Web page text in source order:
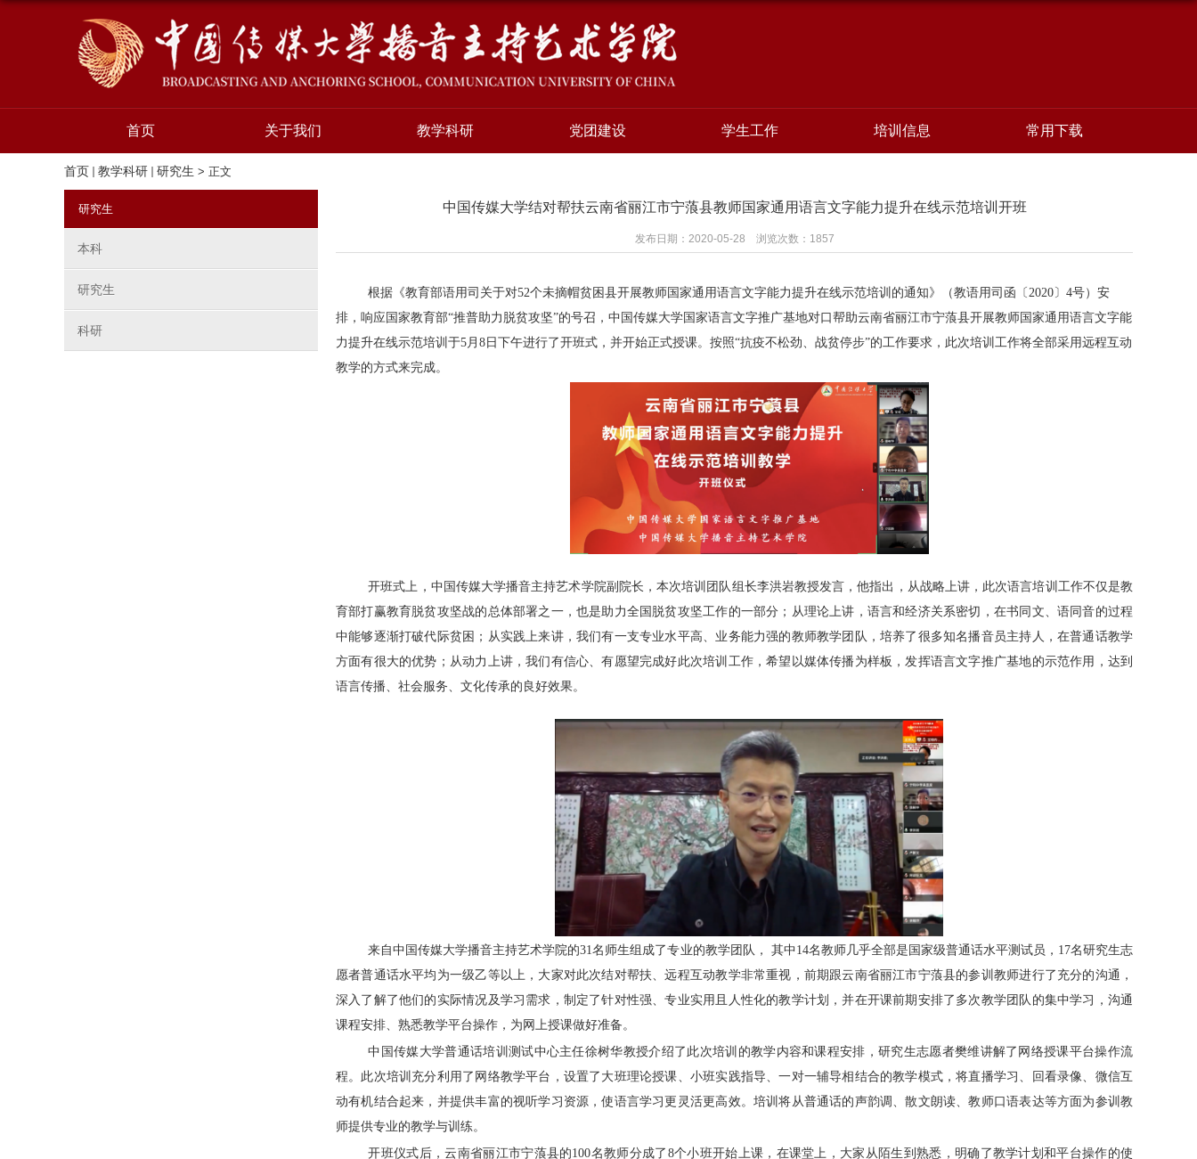
首页 关于我们 教学科研 党团建设 学生工作 培训信息 常用下载
首页 教学科研 研究生 > 正文
研究生
本科
研究生
科研
中国传媒大学结对帮扶云南省丽江市宁蒗县教师国家通用语言文字能力提升在线示范培训开班
发布日期：2020-05-28 浏览次数： 1857
根据《教育部语用司关于对52个未摘帽贫困县开展教师国家通用语言文字能力提升在线示范培训的通知》（教语用司函〔 2020 〕4号）安
排，响应国家教育部“推普助力脱贫攻坚”的号召，中国传媒大学国家语言文字推广基地对口帮助云南省丽江市宁蒗县开展教师国家通用语言文字能
力提升在线示范培训于5 月 8 日下午进行了开班式，并开始正式授课。按照“抗疫不松劲、战贫停步”的工作要求，此次培训工作将全部采用远程互动
教学的方式来完成。
开班式上，中国传媒大学播音主持艺术学院副院长，本次培训团队组长李洪岩教授发言，他指出，从战略上讲，此次语言培训工作不仅是教
育部打赢教育脱贫攻坚战的总体部署之一，也是助力全国脱贫攻坚工作的一部分；从理论上讲，语言和经济关系密切，在书同文、语同音的过程
中能够逐渐打破代际贫困；从实践上来讲，我们有一支专业水平高、业务能力强的教师教学团队，培养了很多知名播音员主持人，在普通话教学
方面有很大的优势；从动力上讲，我们有信心、有愿望完成好此次培训工作，希望以媒体传播为样板，发挥语言文字推广基地的示范作用，达到
语言传播、社会服务、文化传承的良好效果。
来自中国传媒大学播音主持艺术学院的31名师生组成了专业的教学团队， 其中 14名教师几乎全部是国家级普通话水平测试员， 17名研究生志
愿者普通话水平均为一级乙等以上，大家对此次结对帮扶、远程互动教学非常重视，前期跟云南省丽江市宁蒗县的参训教师进行了充分的沟通，
深入了解了他们的实际情况及学习需求，制定了针对性强、专业实用且人性化的教学计划，并在开课前期安排了多次教学团队的集中学习，沟通
课程安排、熟悉教学平台操作，为网上授课做好准备。
中国传媒大学普通话培训测试中心主任徐树华教授介绍了此次培训的教学内容和课程安排，研究生志愿者樊维讲解了网络授课平台操作流
程。此次培训充分利用了网络教学平台，设置了大班理论授课、小班实践指导、一对一辅导相结合的教学模式，将直播学习、回看录像、微信互
动有机结合起来，并提供丰富的视听学习资源，使语言学习更灵活更高效。培训将从普通话的声韵调、散文朗读、教师口语表达等方面为参训教
师提供专业的教学与训练。
开班仪式后，云南省丽江市宁蒗县的100名教师分成了 8个小班开始上课，在课堂上，大家从陌生到熟悉，明确了教学计划和平台操作的使